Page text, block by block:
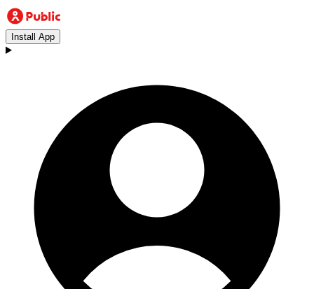
Install App